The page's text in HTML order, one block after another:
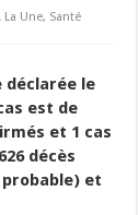
La Une, Santé
déclarée le
est de
et 1 cas
décès
et